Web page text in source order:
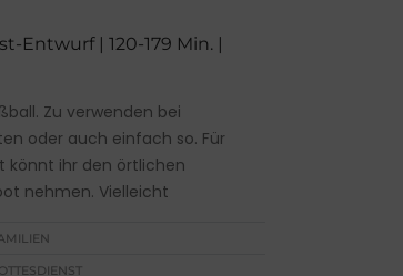
Entwurf | 120-179 Min. |
Zu verwenden bei
oder auch einfach so. Für
könnt ihr den örtlichen
nehmen. Vielleicht